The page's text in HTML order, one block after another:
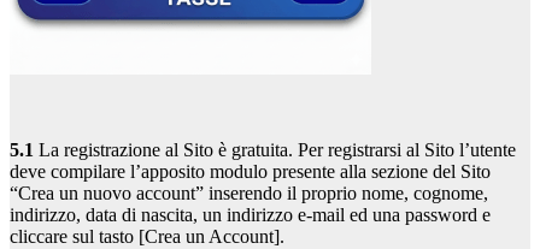
5.1 La registrazione al Sito è gratuita. Per registrarsi al Sito l’utente
deve compilare l’apposito modulo presente alla sezione del Sito
“Crea un nuovo account” inserendo il proprio nome, cognome,
indirizzo, data di nascita, un indirizzo e-mail ed una password e
cliccare sul tasto [Crea un Account].